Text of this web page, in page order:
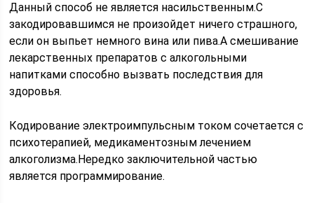
Данный способ не является насильственным.С
закодировавшимся не произойдет ничего страшного,
если он выпьет немного вина или пива.А смешивание
лекарственных препаратов с алкогольными
напитками способно вызвать последствия для
здоровья.
Кодирование электроимпульсным током сочетается с
психотерапией, медикаментозным лечением
алкоголизма.Нередко заключительной частью
является программирование.